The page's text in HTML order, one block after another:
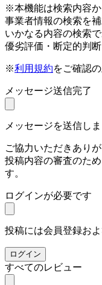
※本機能は検索内容か
事業者情報の検索を補
いかなる内容の検索
優劣評価・断定的判
※利用規約をご確認
メッセージ送信完了
メッセージを送信しま
ご協力いただきあり
投稿内容の審査のた
す。
ログインが必要です
投稿には会員登録お
ログイン
すべてのレビュー